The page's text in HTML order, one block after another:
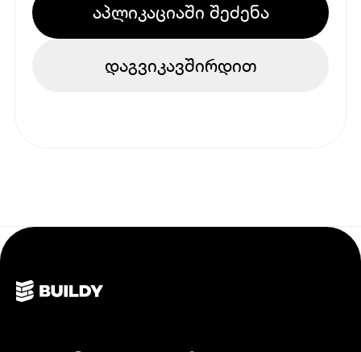
აპლიკაციაში შეძენა
დაგვიკავშირდით